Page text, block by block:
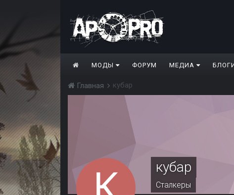
МОДЫ ФОРУМ МЕДИА
Главная кубар
кубар
Сталкеры